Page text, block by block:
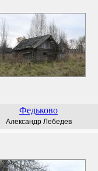
Федьково
Александр Лебедев